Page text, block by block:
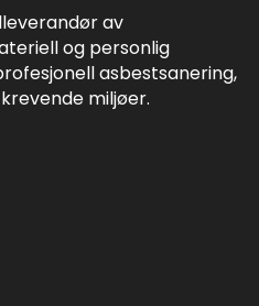
av
og personlig
asbestsanering,
miljøer.